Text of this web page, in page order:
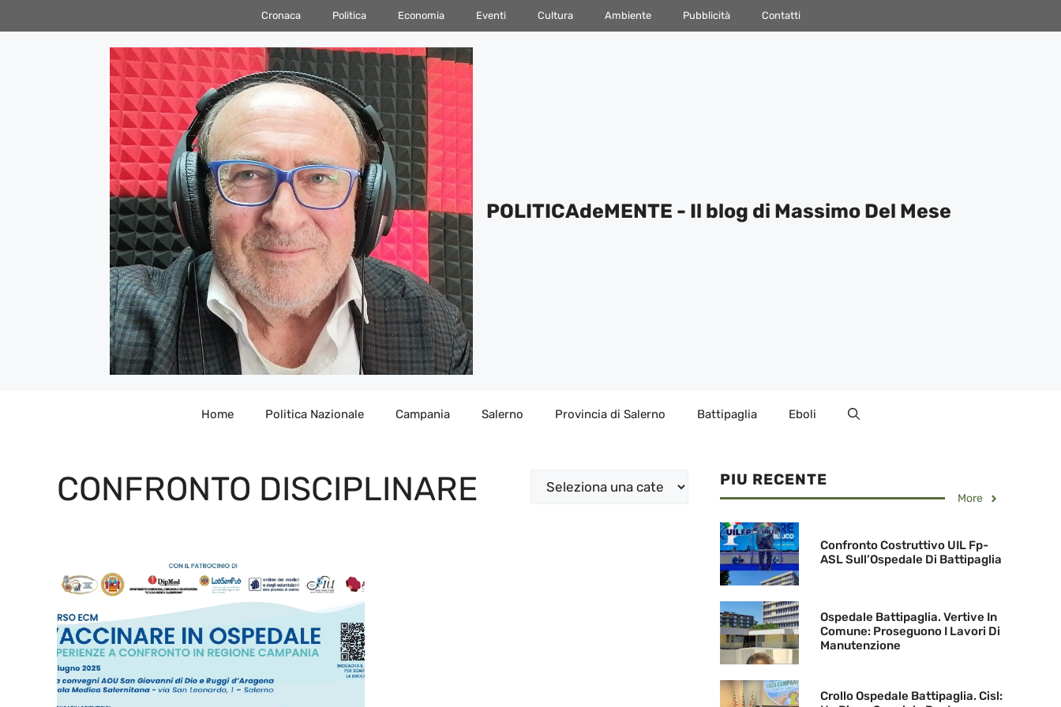
al
Cronaca Politica Economia Eventi Cultura Ambiente Pubblicità Contatti
POLITICAdeMENTE - Il blog di Massimo Del Mese
Home Politica Nazionale Campania Salerno Provincia di Salerno Battipaglia Eboli
CONFRONTO DISCIPLINARE Categorie PIU RECENTE
More
Confronto Costruttivo UIL Fp-
ASL Sull’Ospedale Di Battipaglia
Ospedale Battipaglia. Vertive In
Comune: Proseguono I Lavori Di
Manutenzione
Crollo Ospedale Battipaglia. Cisl: